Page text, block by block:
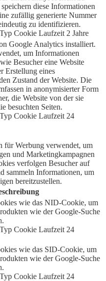
diese Informationen
zufällig generierte Nummer
zu identifizieren.
Typ Cookie Laufzeit 2 Jahre
Google Analytics installiert.
um Informationen
Besucher eine Website
Erstellung eines
Zustand der Website. Die
in anonymisierter Form
die Website von der sie
besuchten Seiten.
Typ Cookie Laufzeit 24
für Werbung verwendet, um
und Marketingkampagnen
verfolgen Besucher auf
sammeln Informationen, um
bereitzustellen.
wie das NID-Cookie, um
wie der Google-Suche
Typ Cookie Laufzeit 24
wie das SID-Cookie, um
wie der Google-Suche
Typ Cookie Laufzeit 24